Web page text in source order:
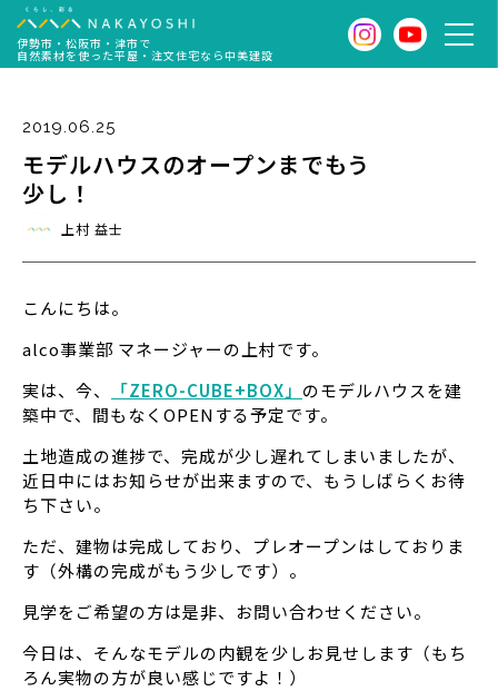
伊勢市・松阪市・津市で
自然素材を使った平屋・注文住宅なら中美建設
2019.06.25
モデルハウスのオープンまでもう
少し！
上村 益士
こんにちは。
alco事業部 マネージャーの上村です。
実は、今、
「ZERO-CUBE+BOX」 のモデルハウスを建
築中で、間もなくOPENする予定です。
土地造成の進捗で、完成が少し遅れてしまいましたが、
近日中にはお知らせが出来ますので、もうしばらくお待
ち下さい。
ただ、建物は完成しており、プレオープンはしておりま
す（外構の完成がもう少しです）。
見学をご希望の方は是非、お問い合わせください。
今日は、そんなモデルの内観を少しお見せします（もち
ろん実物の方が良い感じですよ！）